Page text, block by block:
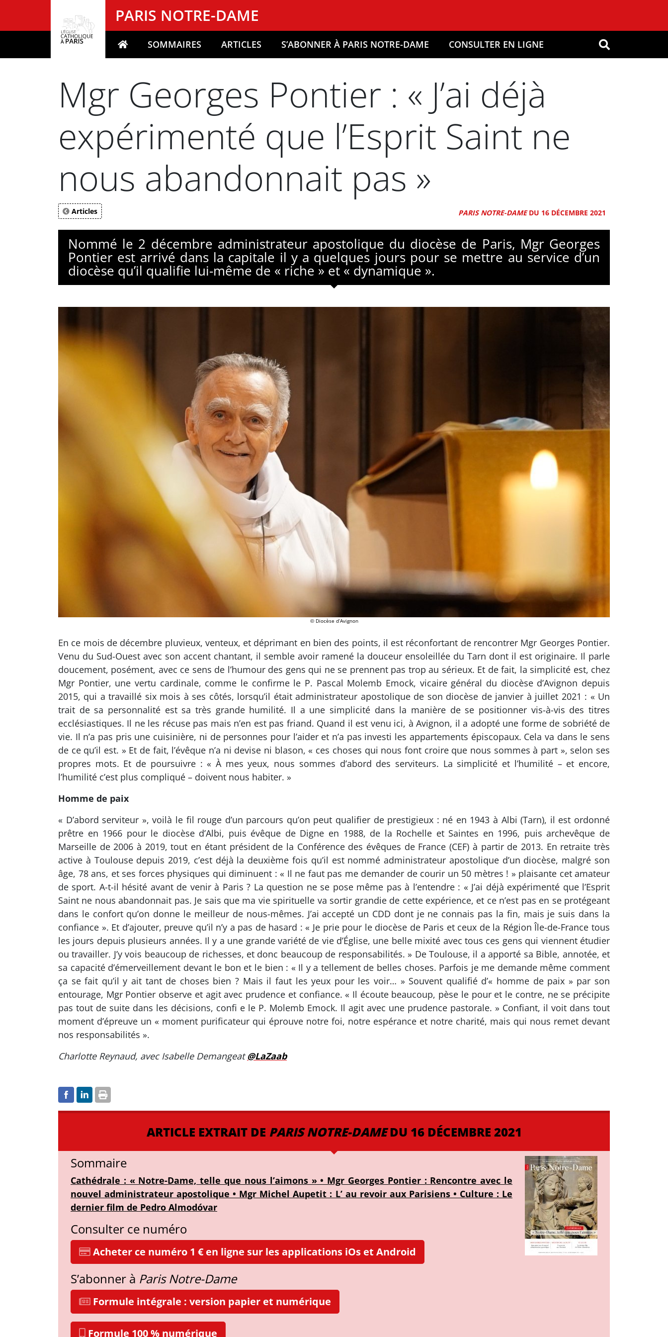
PARIS NOTRE-DAME
Votre recherche OK
SOMMAIRES ARTICLES S’ABONNER À PARIS NOTRE-DAME CONSULTER EN LIGNE
Mgr Georges Pontier : « J’ai déjà
expérimenté que l’Esprit Saint ne
nous abandonnait pas »
Articles PARIS NOTRE-DAMEDU 16 DÉCEMBRE 2021
Nommé le 2 décembre administrateur apostolique du diocèse de Paris, Mgr Georges
Pontier est arrivé dans la capitale il y a quelques jours pour se mettre au service d’un
diocèse qu’il qualifie lui-même de « riche » et « dynamique ».
© Diocèse d’Avignon
En ce mois de décembre pluvieux, venteux, et déprimant en bien des points, il est réconfortant de rencontrer Mgr Georges Pontier.
Venu du Sud-Ouest avec son accent chantant, il semble avoir ramené la douceur ensoleillée du Tarn dont il est originaire. Il parle
doucement, posément, avec ce sens de l’humour des gens qui ne se prennent pas trop au sérieux. Et de fait, la simplicité est, chez
Mgr Pontier, une vertu cardinale, comme le confirme le P. Pascal Molemb Emock, vicaire général du diocèse d’Avignon depuis
2015, qui a travaillé six mois à ses côtés, lorsqu’il était administrateur apostolique de son diocèse de janvier à juillet 2021 : « Un
trait de sa personnalité est sa très grande humilité. Il a une simplicité dans la manière de se positionner vis-à-vis des titres
ecclésiastiques. Il ne les récuse pas mais n’en est pas friand. Quand il est venu ici, à Avignon, il a adopté une forme de sobriété de
vie. Il n’a pas pris une cuisinière, ni de personnes pour l’aider et n’a pas investi les appartements épiscopaux. Cela va dans le sens
de ce qu’il est. » Et de fait, l’évêque n’a ni devise ni blason, « ces choses qui nous font croire que nous sommes à part », selon ses
propres mots. Et de poursuivre : « À mes yeux, nous sommes d’abord des serviteurs. La simplicité et l’humilité – et encore,
l’humilité c’est plus compliqué – doivent nous habiter. »
Homme de paix
« D’abord serviteur », voilà le fil rouge d’un parcours qu’on peut qualifier de prestigieux : né en 1943 à Albi (Tarn), il est ordonné
prêtre en 1966 pour le diocèse d’Albi, puis évêque de Digne en 1988, de la Rochelle et Saintes en 1996, puis archevêque de
Marseille de 2006 à 2019, tout en étant président de la Conférence des évêques de France (CEF) à partir de 2013. En retraite très
active à Toulouse depuis 2019, c’est déjà la deuxième fois qu’il est nommé administrateur apostolique d’un diocèse, malgré son
âge, 78 ans, et ses forces physiques qui diminuent : « Il ne faut pas me demander de courir un 50 mètres ! » plaisante cet amateur
de sport. A-t-il hésité avant de venir à Paris ? La question ne se pose même pas à l’entendre : « J’ai déjà expérimenté que l’Esprit
Saint ne nous abandonnait pas. Je sais que ma vie spirituelle va sortir grandie de cette expérience, et ce n’est pas en se protégeant
dans le confort qu’on donne le meilleur de nous-mêmes. J’ai accepté un CDD dont je ne connais pas la fin, mais je suis dans la
confiance ». Et d’ajouter, preuve qu’il n’y a pas de hasard : « Je prie pour le diocèse de Paris et ceux de la Région Île-de-France tous
les jours depuis plusieurs années. Il y a une grande variété de vie d’Église, une belle mixité avec tous ces gens qui viennent étudier
ou travailler. J’y vois beaucoup de richesses, et donc beaucoup de responsabilités. » De Toulouse, il a apporté sa Bible, annotée, et
sa capacité d’émerveillement devant le bon et le bien : « Il y a tellement de belles choses. Parfois je me demande même comment
ça se fait qu’il y ait tant de choses bien ? Mais il faut les yeux pour les voir… » Souvent qualifié d’« homme de paix » par son
entourage, Mgr Pontier observe et agit avec prudence et confiance. « Il écoute beaucoup, pèse le pour et le contre, ne se précipite
pas tout de suite dans les décisions, confi e le P. Molemb Emock. Il agit avec une prudence pastorale. » Confiant, il voit dans tout
moment d’épreuve un « moment purificateur qui éprouve notre foi, notre espérance et notre charité, mais qui nous remet devant
nos responsabilités ».
Charlotte Reynaud, avec Isabelle Demangeat@LaZaab
ARTICLE EXTRAIT DE PARIS NOTRE-DAMEDU 16 DÉCEMBRE 2021
Sommaire
Cathédrale : « Notre-Dame, telle que nous l’aimons » • Mgr Georges Pontier : Rencontre avec le
nouvel administrateur apostolique • Mgr Michel Aupetit : L’ au revoir aux Parisiens • Culture : Le
dernier film de Pedro Almodóvar
Consulter ce numéro
Acheter ce numéro 1 € en ligne sur les applications iOs et Android
S’abonner à Paris Notre-Dame
Formule intégrale : version papier et numérique
Formule 100 % numérique